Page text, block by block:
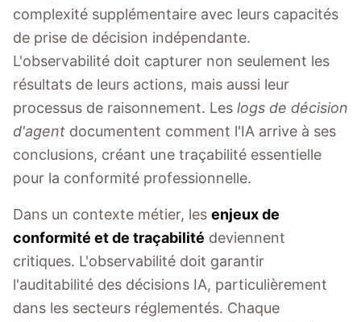
complexité supplémentaire avec leurs capacités
de prise de décision indépendante.
L'observabilité doit capturer non seulement les
résultats de leurs actions, mais aussi leur
processus de raisonnement. Les logs de décision
d'agent documentent comment l'IA arrive à ses
conclusions, créant une traçabilité essentielle
pour la conformité professionnelle.
Dans un contexte métier, les enjeux de
conformité et de traçabilité deviennent
critiques. L'observabilité doit garantir
l'auditabilité des décisions IA, particulièrement
dans les secteurs réglementés. Chaque